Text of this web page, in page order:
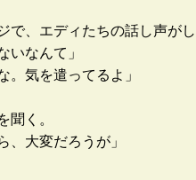
、エディたちの話し声がし
いなんて」
。気を遣ってるよ」
聞く。
、大変だろうが」